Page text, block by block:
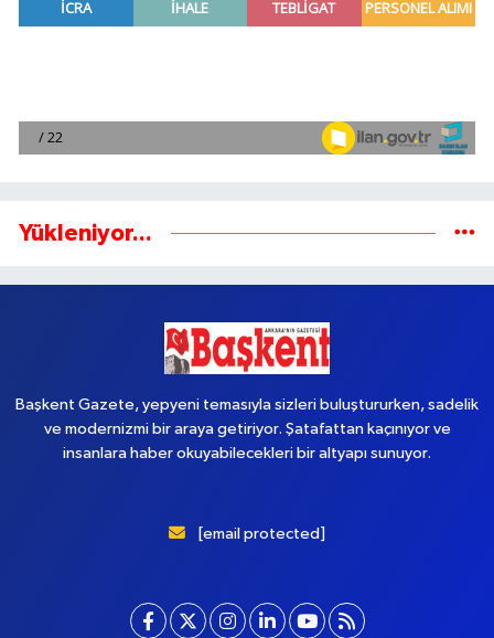
Yükleniyor...
Başkent Gazete, yepyeni temasıyla sizleri buluştururken, sadelik
ve modernizmi bir araya getiriyor. Şatafattan kaçınıyor ve
insanlara haber okuyabilecekleri bir altyapı sunuyor.
[email protected]